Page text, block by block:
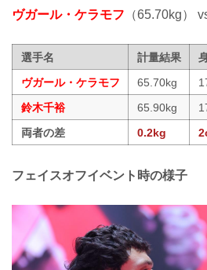
ヴガール・ケラモフ （65.70kg）
選手名 計量結果
ヴガール・ケラモフ
65.70kg
鈴木千裕
65.90kg
両者の差
0.2kg
フェイスオフイベント時の様子